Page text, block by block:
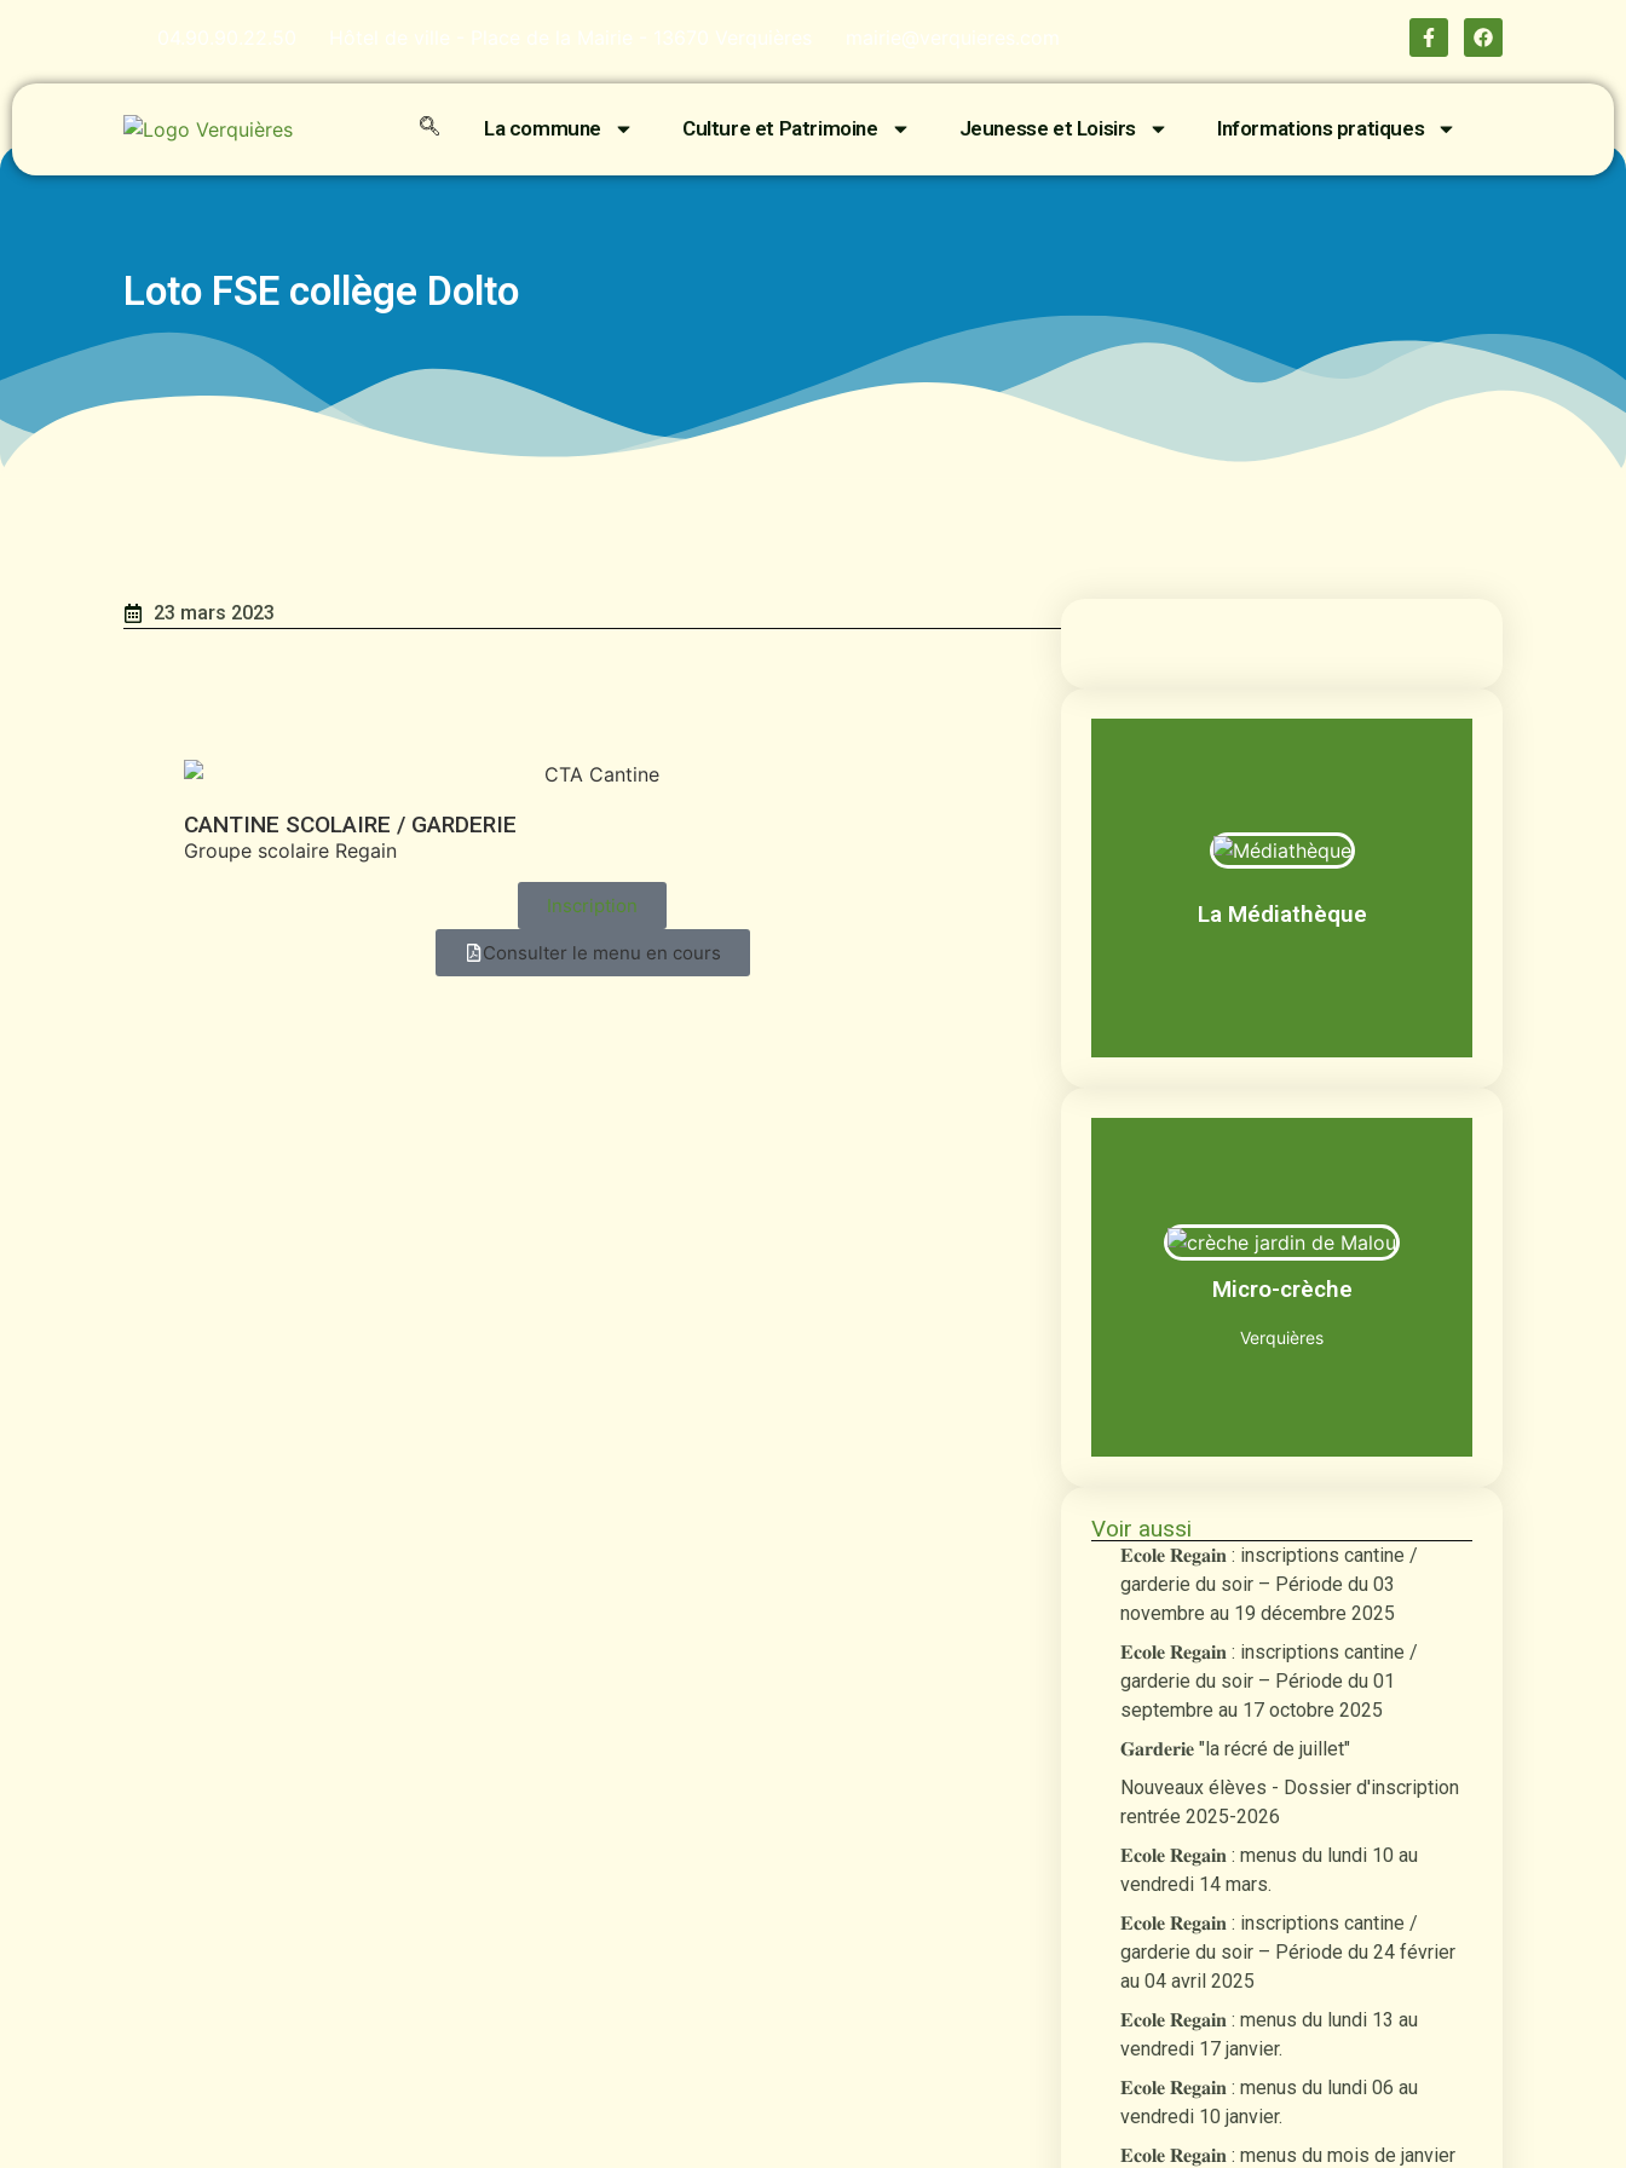
04.90.90.22.50 Hôtel de ville - Place de la Mairie - 13670 Verquières mairie@verquieres.com
La commune Culture et Patrimoine Jeunesse et Loisirs Informations pratiques
Loto FSE collège Dolto
23 mars 2023
CANTINE SCOLAIRE / GARDERIE
Groupe scolaire Regain
Inscription
Consulter le menu en cours
La Médiathèque
Médiathèque
Livres, BD, documentaires, jeux de
Micro-crèche
Verquières
Le jardin de Malou
demi à 3 ans
Découvrir
Voir aussi
𝐄𝐜𝐨𝐥𝐞 𝐑𝐞𝐠𝐚𝐢𝐧 : inscriptions cantine /
garderie du soir – Période du 03
novembre au 19 décembre 2025
𝐄𝐜𝐨𝐥𝐞 𝐑𝐞𝐠𝐚𝐢𝐧 : inscriptions cantine /
garderie du soir – Période du 01
septembre au 17 octobre 2025
𝐆𝐚𝐫𝐝𝐞𝐫𝐢𝐞 "la récré de juillet"
Nouveaux élèves - Dossier d'inscription
rentrée 2025-2026
𝐄𝐜𝐨𝐥𝐞 𝐑𝐞𝐠𝐚𝐢𝐧 : menus du lundi 10 au
vendredi 14 mars.
𝐄𝐜𝐨𝐥𝐞 𝐑𝐞𝐠𝐚𝐢𝐧 : inscriptions cantine /
garderie du soir – Période du 24 février
au 04 avril 2025
𝐄𝐜𝐨𝐥𝐞 𝐑𝐞𝐠𝐚𝐢𝐧 : menus du lundi 13 au
vendredi 17 janvier.
𝐄𝐜𝐨𝐥𝐞 𝐑𝐞𝐠𝐚𝐢𝐧 : menus du lundi 06 au
vendredi 10 janvier.
𝐄𝐜𝐨𝐥𝐞 𝐑𝐞𝐠𝐚𝐢𝐧 : menus du mois de janvier